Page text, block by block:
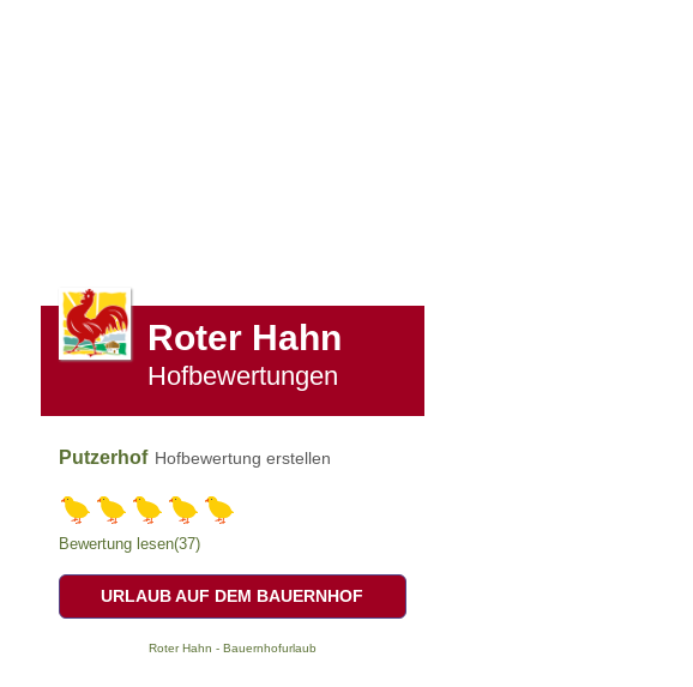
Roter Hahn
Hofbewertungen
Putzerhof Hofbewertung erstellen
Bewertung lesen(37)
URLAUB AUF DEM BAUERNHOF
Roter Hahn - Bauernhofurlaub